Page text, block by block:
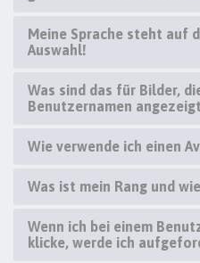
Meine Sprache steht auf
Auswahl!
Was sind das für Bilder,
Benutzernamen
Wie verwende ich einen
Was ist mein Rang und
Wenn ich bei einem
klicke, werde ich